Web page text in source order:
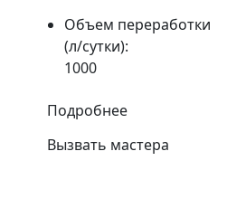
Объем переработки
(л/сутки):
1000
Подробнее
Вызвать мастера